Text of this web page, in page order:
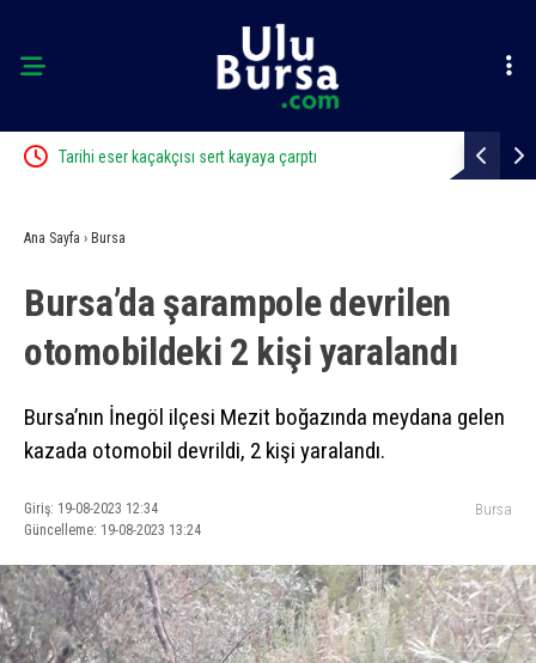
Tarihi eser kaçakçısı sert kayaya çarptı
Ana Sayfa › Bursa
Bursa’da şarampole devrilen
otomobildeki 2 kişi yaralandı
Bursa’nın İnegöl ilçesi Mezit boğazında meydana gelen
kazada otomobil devrildi, 2 kişi yaralandı.
Giriş: 19-08-2023 12:34
Güncelleme: 19-08-2023 13:24
Bursa